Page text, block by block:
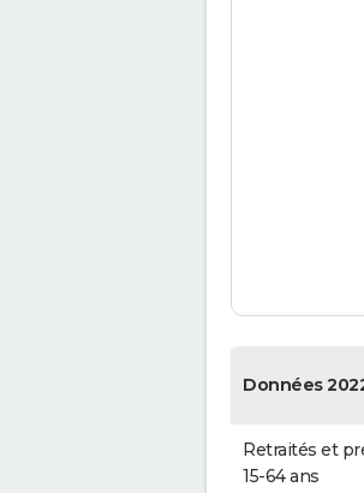
Données
Retraités et
15-64 ans